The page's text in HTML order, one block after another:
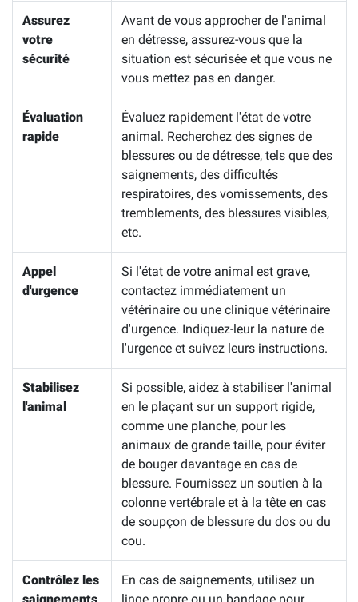
Assurez
votre
sécurité
Avant de vous approcher de l'animal
en détresse, assurez-vous que la
situation est sécurisée et que vous ne
vous mettez pas en danger.
Évaluation
rapide
Évaluez rapidement l'état de votre
animal. Recherchez des signes de
blessures ou de détresse, tels que des
saignements, des difficultés
respiratoires, des vomissements, des
tremblements, des blessures visibles,
etc.
Appel
d'urgence
Si l'état de votre animal est grave,
contactez immédiatement un
vétérinaire ou une clinique vétérinaire
d'urgence. Indiquez-leur la nature de
l'urgence et suivez leurs instructions.
Stabilisez
l'animal
Si possible, aidez à stabiliser l'animal
en le plaçant sur un support rigide,
comme une planche, pour les
animaux de grande taille, pour éviter
de bouger davantage en cas de
blessure. Fournissez un soutien à la
colonne vertébrale et à la tête en cas
de soupçon de blessure du dos ou du
cou.
Contrôlez les
En cas de saignements, utilisez un